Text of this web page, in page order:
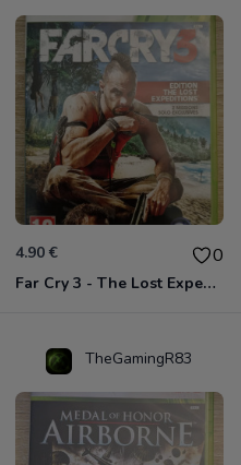
4.90 € 0
Far Cry 3 - The Lost Expeditions - Edition Spéciale Xbox 360
TheGamingR83